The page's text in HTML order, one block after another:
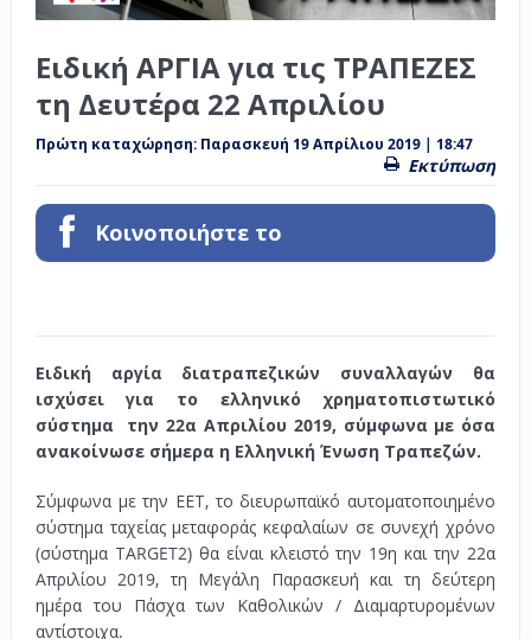
Ειδική ΑΡΓΙΑ για τις ΤΡΑΠΕΖΕΣ
τη Δευτέρα 22 Απριλίου
Πρώτη καταχώρηση: Παρασκευή 19 Απρίλιου 2019 | 18:47
Εκτύπωση
Κοινοποιήστε το
Ειδική αργία διατραπεζικών συναλλαγών θα
ισχύσει για το ελληνικό χρηματοπιστωτικό
σύστημα την 22α Απριλίου 2019, σύμφωνα με όσα
ανακοίνωσε σήμερα η Ελληνική Ένωση Τραπεζών.
Σύμφωνα με την ΕΕΤ, το διευρωπαϊκό αυτοματοποιημένο
σύστημα ταχείας μεταφοράς κεφαλαίων σε συνεχή χρόνο
(σύστημα ΤARGET2) θα είναι κλειστό την 19η και την 22α
Απριλίου 2019, τη Μεγάλη Παρασκευή και τη δεύτερη
ημέρα του Πάσχα των Καθολικών / Διαμαρτυρομένων
αντίστοιχα.